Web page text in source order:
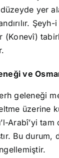
yer
(Konevî)
ve
geleneği
üzerine
Arabî’yi tam
Bu